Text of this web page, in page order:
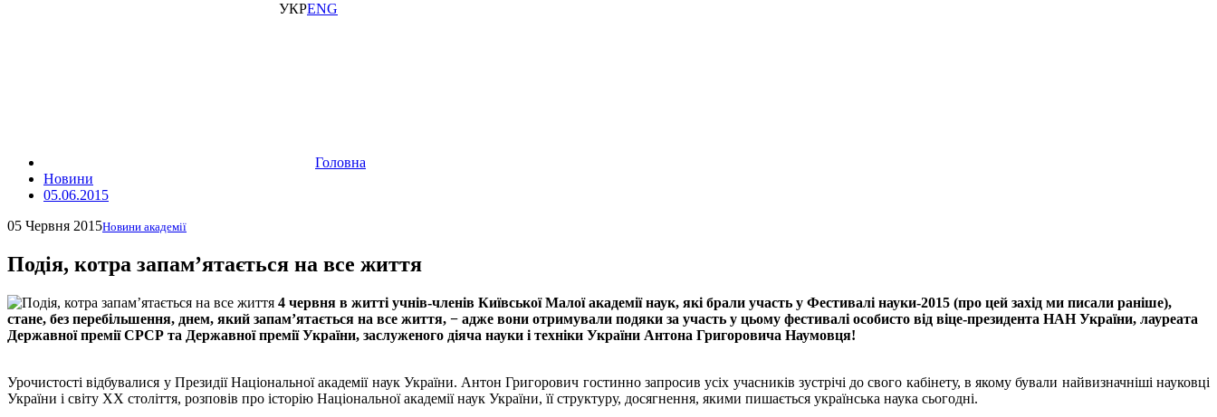
УКРENG
Головна
Новини
05.06.2015
05 Червня 2015Новини академії
Подія, котра запам’ятається на все життя
4 червня в житті учнів-членів Київської Малої академії наук, які брали участь у Фестивалі науки-2015 (про цей захід ми писали раніше),
стане, без перебільшення, днем, який запам’ятається на все життя, − адже вони отримували подяки за участь у цьому фестивалі особисто від віце-президента НАН України, лауреата
Державної премії СРСР та Державної премії України, заслуженого діяча науки і техніки України Антона Григоровича Наумовця!
Урочистості відбувалися у Президії Національної академії наук України. Антон Григорович гостинно запросив усіх учасників зустрічі до свого кабінету, в якому бували найвизначніші науковці
України і світу ХХ століття, розповів про історію Національної академії наук України, її структуру, досягнення, якими пишається українська наука сьогодні.